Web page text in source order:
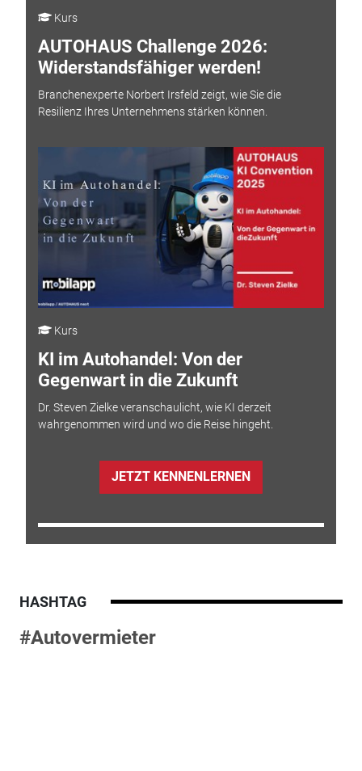
Kurs
AUTOHAUS Challenge 2026:
Widerstandsfähiger werden!
Branchenexperte Norbert Irsfeld zeigt, wie Sie die
Resilienz Ihres Unternehmens stärken können.
Kurs
KI im Autohandel: Von der
Gegenwart in die Zukunft
Dr. Steven Zielke veranschaulicht, wie KI derzeit
wahrgenommen wird und wo die Reise hingeht.
JETZT KENNENLERNEN
HASHTAG
#Autovermieter